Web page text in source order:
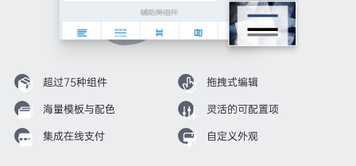
超过75种组件
拖拽式编辑
海量模板与配色
灵活的可配置项
集成在线支付
自定义外观